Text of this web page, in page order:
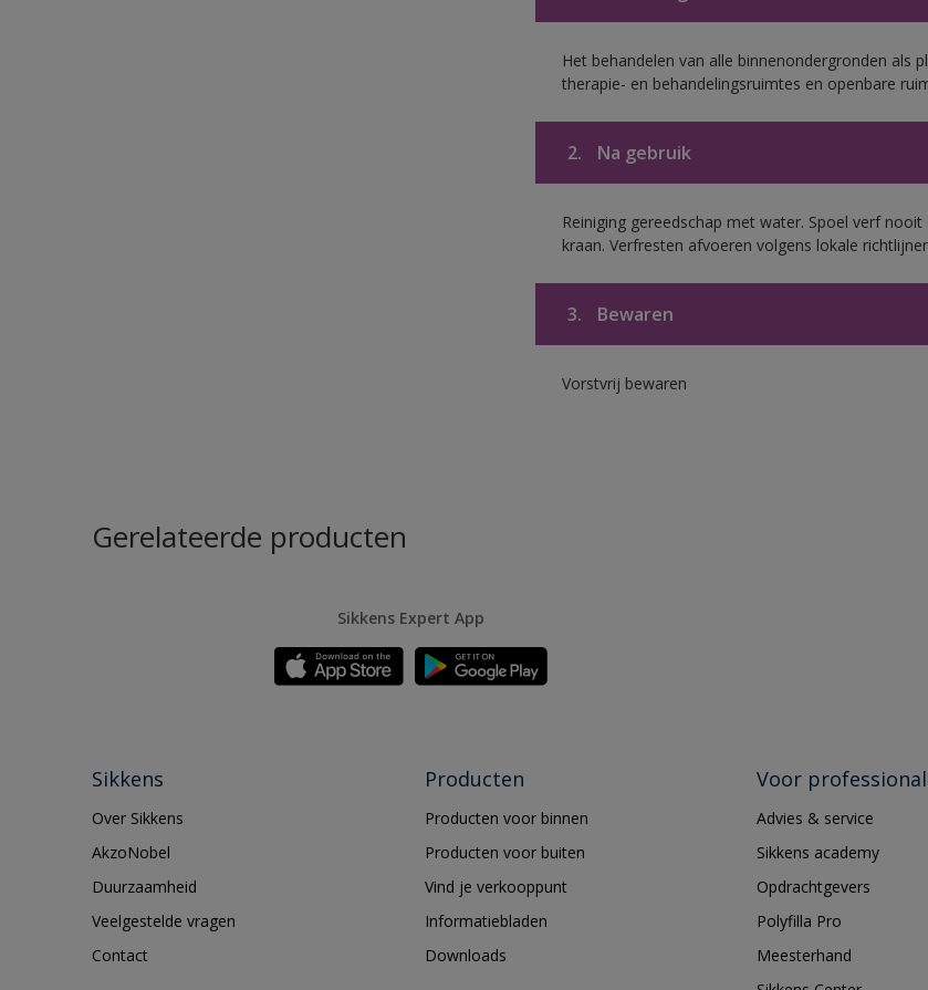
Het behandelen van alle binnenondergronden als
therapie- en behandelingsruimtes en openbare
2. Na gebruik
Reiniging gereedschap met water. Spoel verf
kraan. Verfresten afvoeren volgens lokale
3. Bewaren
Vorstvrij bewaren
Gerelateerde producten
Sikkens Expert App
Sikkens
Over Sikkens
AkzoNobel
Duurzaamheid
Veelgestelde vragen
Contact
Producten
Producten voor binnen
Producten voor buiten
Vind je verkooppunt
Informatiebladen
Downloads
Voor
Advies & service
Sikkens academy
Opdrachtgevers
Polyfilla Pro
Meesterhand